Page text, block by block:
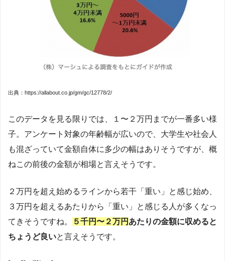
出典：https://allabout.co.jp/gm/gc/12778/2/
このデータを見る限りでは、１〜２万円までが一番多い様
子。アンケート対象の年齢幅が広いので、大学生や社会人
も混ざっていて金額自体に多少の幅はありそうですが、概
ねこの前後の金額が相場と言えそうです。
２万円を超え始めるラインから若干「重い」と感じ始め、
３万円を超えるあたりから「重い」と感じる人が多くなっ
てきそうですね。
５千円〜２万円 あたりの金額に収めると
ちょうど良いと言えそうです。